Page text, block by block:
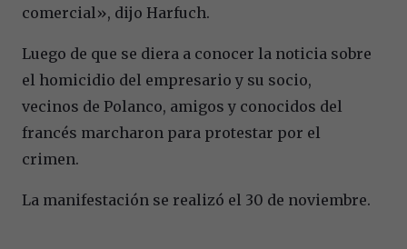
comercial», dijo Harfuch.
Luego de que se diera a conocer la noticia sobre
el homicidio del empresario y su socio,
vecinos de Polanco, amigos y conocidos del
francés marcharon para protestar por el
crimen.
La manifestación se realizó el 30 de noviembre.